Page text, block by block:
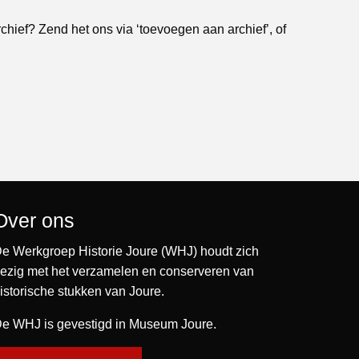
Zend het ons via ‘toevoegen aan archief’, of
ons
Werkgroep Historie Joure (WHJ) houdt zich
met het verzamelen en conserveren van
stukken van Joure.
WHJ is gevestigd in Museum Joure.